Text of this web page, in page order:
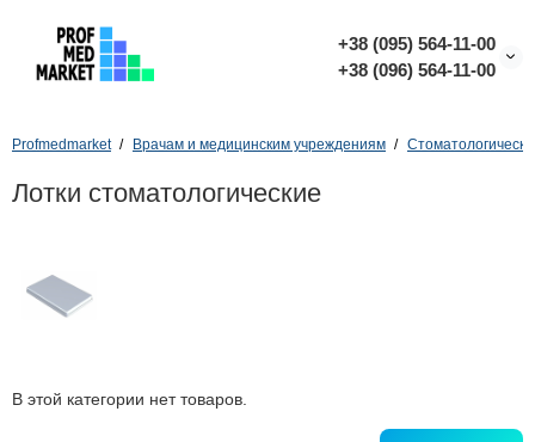
+38 (095) 564-11-00
+38 (096) 564-11-00
Profmedmarket Врачам и медицинским учреждениям
Лотки стоматологические
В этой категории нет товаров.